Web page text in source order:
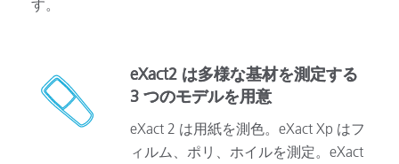
す。
eXact2 は多様な基材を測定する
3 つのモデルを用意
eXact 2 は用紙を測色。eXact Xp はフ
ィルム、ポリ、ホイルを測定。eXact